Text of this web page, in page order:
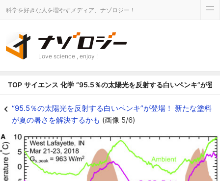
科学を好きな人を増やすメディア、ナゾロジー！
Love science , enjoy !
TOP サイエンス 化学 “95.5％の太陽光を反射する白いペンキ”が登
“95.5％の太陽光を反射する白いペンキ”が登場！ 新たな塗料
が夏の暑さを解決するかも (画像 5/6)